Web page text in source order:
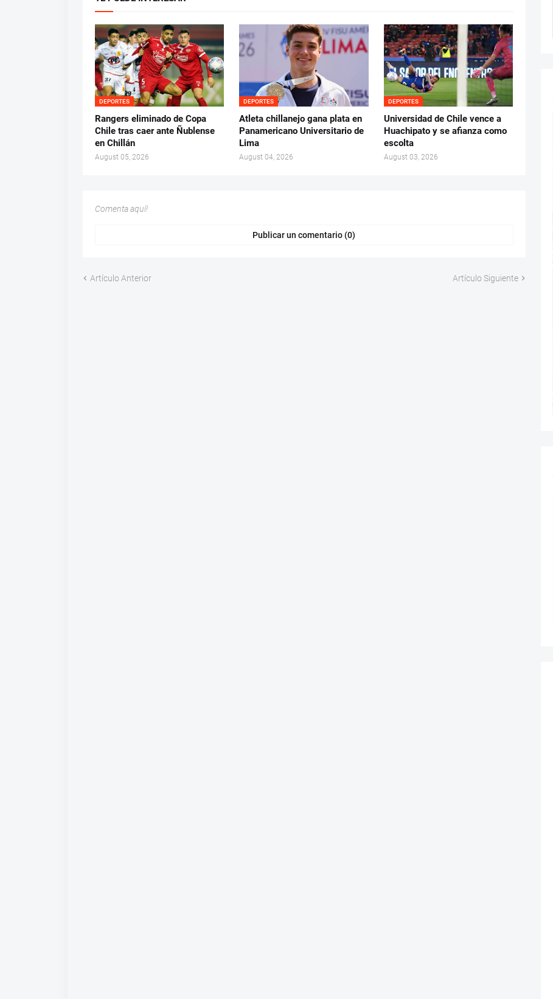
DEPORTES
Rangers eliminado de Copa
Chile tras caer ante Ñublense
en Chillán
August 05, 2026
DEPORTES
Atleta chillanejo gana plata en
Panamericano Universitario de
Lima
August 04, 2026
DEPORTES
Universidad de Chile vence a
Huachipato y se afianza como
escolta
August 03, 2026
Comenta aquí!
Publicar un comentario (0)
Artículo Anterior Artículo Siguiente